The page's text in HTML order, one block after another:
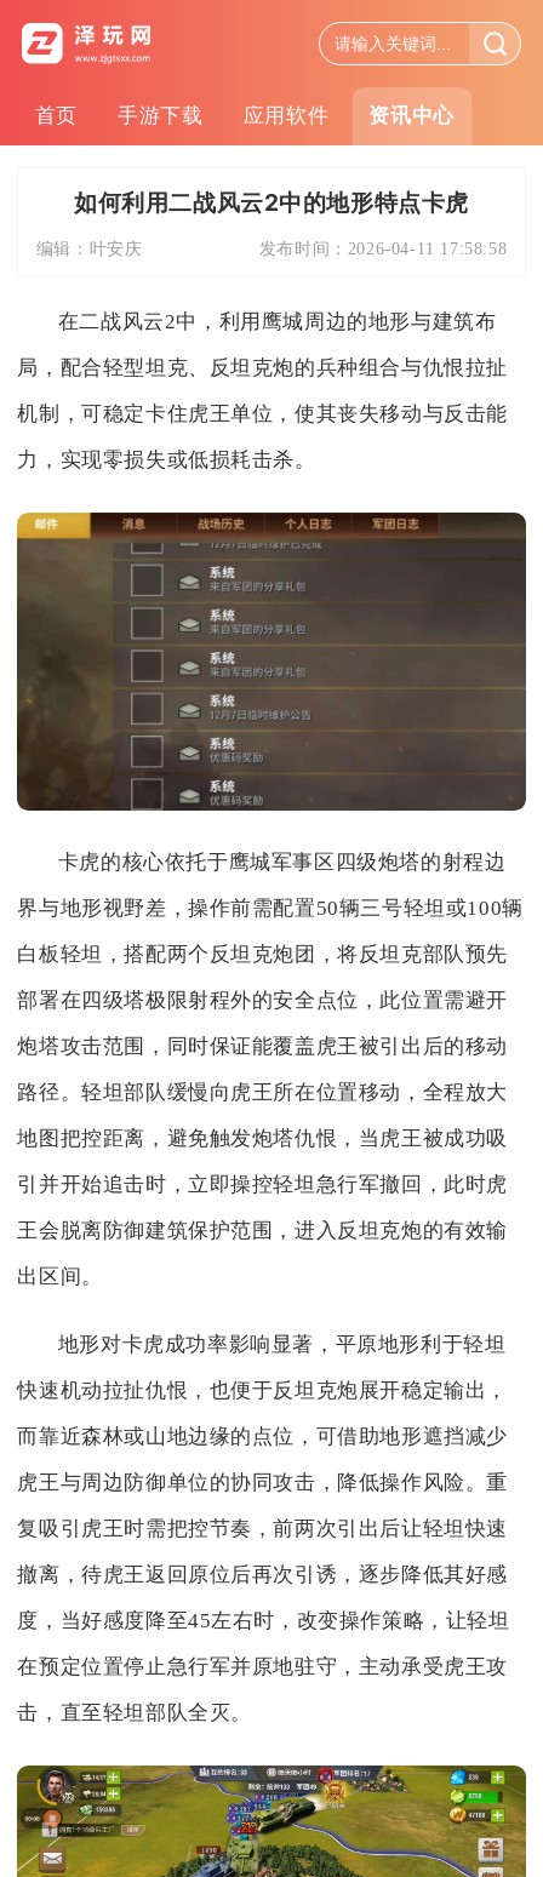
首页 手游下载 应用软件 资讯中心
如何利用二战风云2中的地形特点卡虎
编辑： 叶安庆 发布时间： 2026-04-11 17:58:58
在二战风云2中，利用鹰城周边的地形与建筑布
局，配合轻型坦克、反坦克炮的兵种组合与仇恨拉扯
机制，可稳定卡住虎王单位，使其丧失移动与反击能
力，实现零损失或低损耗击杀。
卡虎的核心依托于鹰城军事区四级炮塔的射程边
界与地形视野差，操作前需配置50辆三号轻坦或100辆
白板轻坦，搭配两个反坦克炮团，将反坦克部队预先
部署在四级塔极限射程外的安全点位，此位置需避开
炮塔攻击范围，同时保证能覆盖虎王被引出后的移动
路径。轻坦部队缓慢向虎王所在位置移动，全程放大
地图把控距离，避免触发炮塔仇恨，当虎王被成功吸
引并开始追击时，立即操控轻坦急行军撤回，此时虎
王会脱离防御建筑保护范围，进入反坦克炮的有效输
出区间。
地形对卡虎成功率影响显著，平原地形利于轻坦
快速机动拉扯仇恨，也便于反坦克炮展开稳定输出，
而靠近森林或山地边缘的点位，可借助地形遮挡减少
虎王与周边防御单位的协同攻击，降低操作风险。重
复吸引虎王时需把控节奏，前两次引出后让轻坦快速
撤离，待虎王返回原位后再次引诱，逐步降低其好感
度，当好感度降至45左右时，改变操作策略，让轻坦
在预定位置停止急行军并原地驻守，主动承受虎王攻
击，直至轻坦部队全灭。